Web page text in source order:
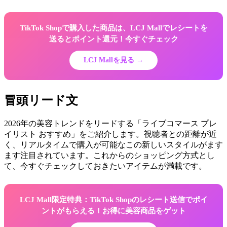
TikTok Shopで購入した商品は、LCJ Mallでレシートを
送るとポイント還元！今すぐチェック
LCJ Mallを見る →
冒頭リード文
2026年の美容トレンドをリードする「ライブコマース プレ
イリスト おすすめ」をご紹介します。視聴者との距離が近
く、リアルタイムで購入が可能なこの新しいスタイルがます
ます注目されています。これからのショッピング方式とし
て、今すぐチェックしておきたいアイテムが満載です。
LCJ Mall限定特典：TikTok Shopのレシート送信でポイ
ントがもらえる！お得に美容商品をゲット